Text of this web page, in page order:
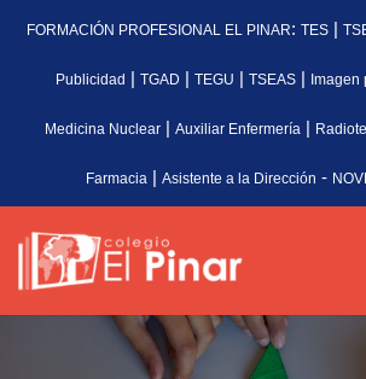
FORMACIÓN PROFESIONAL EL PINAR: TES|
Publicidad | TGAD | TEGU | TSEAS| Imagen
Medicina Nuclear | Auxiliar Enfermería |
Farmacia | Asistente a la Dirección -